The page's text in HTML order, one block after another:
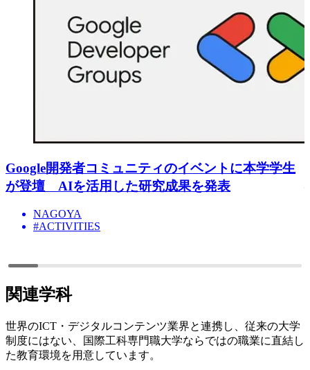
Google開発者コミュニティのイベントに本学学生
が登壇 AIを活用した研究成果を発表
NAGOYA
#ACTIVITIES
関連学科
世界のICT・デジタルコンテンツ業界と連携し、従来の大学
制度にはない、国際工科専門職大学ならではの職業に直結し
た教育環境を用意しています。